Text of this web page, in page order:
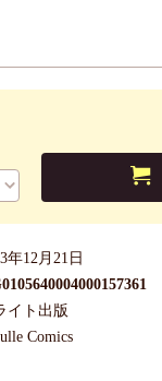
年12月21日
イト出版
Comics